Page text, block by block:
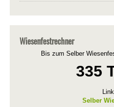
Wiesenfestrechner
Bis zum Selber
335
Selber